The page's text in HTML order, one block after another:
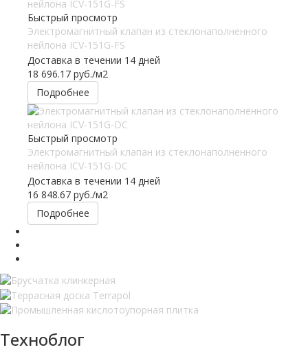
Быстрый просмотр
Электромагнитный клапан из стеклонаполненного
нейлона ICV-151G-FS
Доставка в течении 14 дней
18 696.17 руб./м2
Подробнее
Быстрый просмотр
Электромагнитный клапан из стеклонаполненного
нейлона ICV-151G-DC
Доставка в течении 14 дней
16 848.67 руб./м2
Подробнее
Техноблог